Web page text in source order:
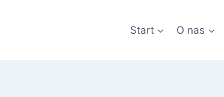
Start O nas